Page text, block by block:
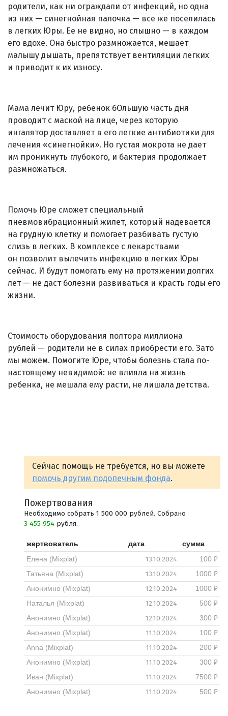
родители, как ни ограждали от инфекций, но одна
из них — синегнойная палочка — все же поселилась
в легких Юры. Ее не видно, но слышно — в каждом
его вдохе. Она быстро размножается, мешает
малышу дышать, препятствует вентиляции легких
и приводит к их износу.
Мама лечит Юру, ребенок бОльшую часть дня
проводит с маской на лице, через которую
ингалятор доставляет в его легкие антибиотики для
лечения «синегнойки». Но густая мокрота не дает
им проникнуть глубокого, и бактерия продолжает
размножаться.
Помочь Юре сможет специальный
пневмовибрационный жилет, который надевается
на грудную клетку и помогает разбивать густую
слизь в легких. В комплексе с лекарствами
он позволит вылечить инфекцию в легких Юры
сейчас. И будут помогать ему на протяжении долгих
лет — не даст болезни развиваться и красть годы его
жизни.
Стоимость оборудования полтора миллиона
рублей — родители не в силах приобрести его. Зато
мы можем. Помогите Юре, чтобы болезнь стала по-
настоящему невидимой: не влияла на жизнь
ребенка, не мешала ему расти, не лишала детства.
Сейчас помощь не требуется, но вы можете
помочь другим подопечным фонда.
Пожертвования
Необходимо собрать 1 500 000 рублей. Собрано
3 455 954 рубля.
жертвователь дата
сумма
Елена (Mixplat)
13.10.2024
100 ₽
Татьяна (Mixplat)
13.10.2024
1000 ₽
Анонимно (Mixplat)
12.10.2024
1000 ₽
Наталья (Mixplat)
12.10.2024
500 ₽
Анонимно (Mixplat)
12.10.2024
300 ₽
Анонимно (Mixplat)
11.10.2024
100 ₽
Anna (Mixplat)
11.10.2024
200 ₽
Анонимно (Mixplat)
11.10.2024
300 ₽
Иван (Mixplat)
11.10.2024
7500 ₽
Анонимно (Mixplat)
11.10.2024 500 ₽